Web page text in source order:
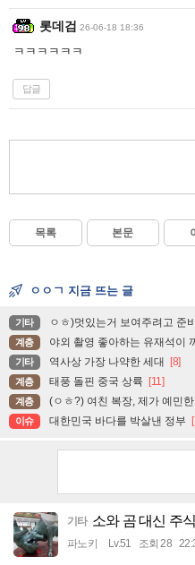
롯데검 26-06-18 18:36
ㅋㅋㅋㅋㅋㅋ
답글
목록 본문
ㅇㅇㄱ 지금 뜨는 글
기타 ㅇㅎ)멋있는거 보여주려고 준
계층 야외 촬영 좋아하는 유재석이
기타 역사상 가장 나약한 세대 [8]
계층 태풍 돌핀 중국 상륙 [11]
계층 (ㅇㅎ?) 여친 복장, 제가 예민
이슈 대한민국 바다를 박살낸 정부
기타 소와 곰 대신 주
파노키 Lv.51 조회 28